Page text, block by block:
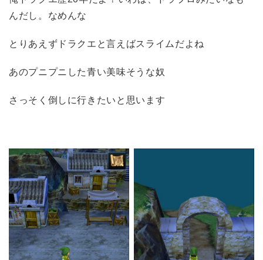
んだし。なめんな
とりあえずドラクエと言えばスライムだよね
あのプニプニした青い美味そうな奴
さっそく倒しに行きたいと思います